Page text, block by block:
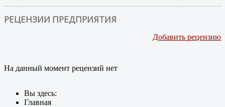
РЕЦЕНЗИИ ПРЕДПРИЯТИЯ
Добавить рецензию
На данный момент рецензий нет
Вы здесь:
Главная